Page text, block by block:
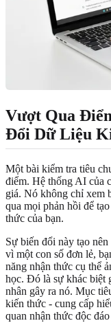
Vượt Qua
Đổi Dữ Liệu
Một bài kiểm tra tiêu
điểm. Hệ thống AI của
giá. Nó không chỉ xem
qua mọi phản hồi để
thức của bạn.
Sự biến đổi này tạo
vì một con số đơn lẻ,
năng nhận thức cụ thể
học. Đó là sự khác biệt
nhân gây ra nó. Mục
kiến thức - cung cấp
quan nhận thức độc